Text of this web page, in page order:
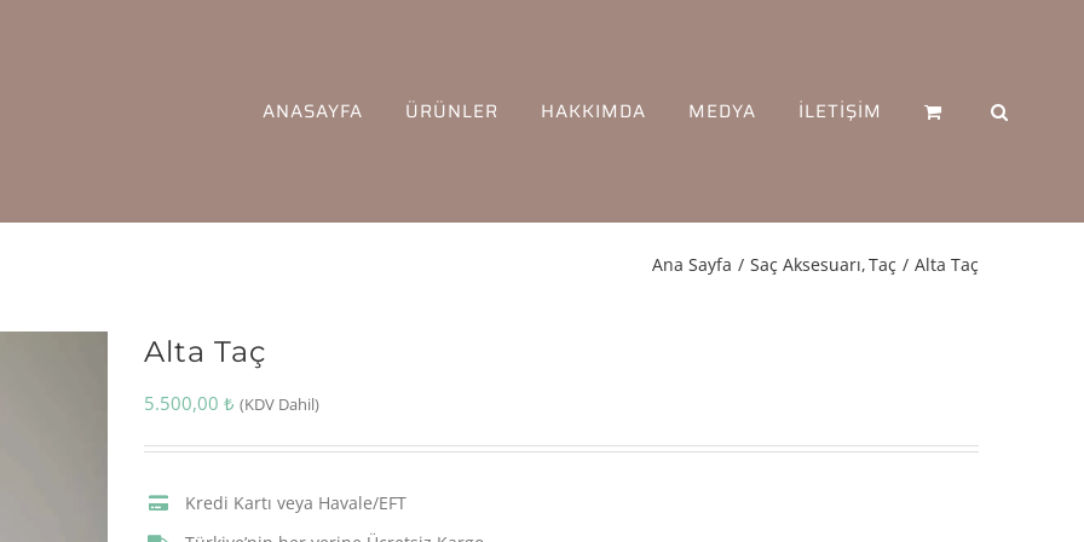
ANASAYFA ÜRÜNLER HAKKIMDA MEDYA İLETİŞİM
Ana Sayfa Saç Aksesuarı Taç Alta Taç
Alta Taç
5.500,00 ₺ (KDV Dahil)
Kredi Kartı veya Havale/EFT